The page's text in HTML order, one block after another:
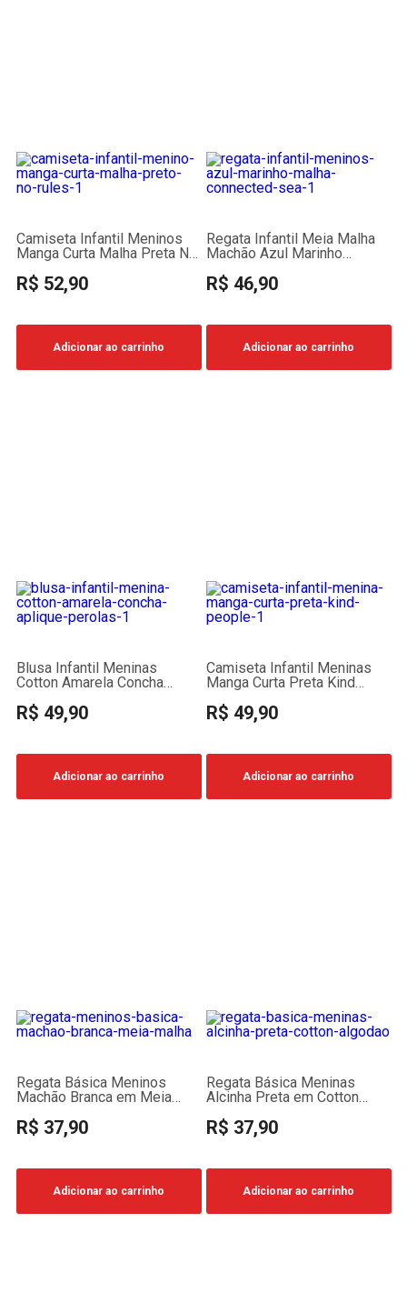
Camiseta Infantil Meninos
Manga Curta Malha Preta No
R$ 52,90
Adicionar ao carrinho
Regata Infantil Meia Malha
Machão Azul Marinho
R$ 46,90
Adicionar ao carrinho
Blusa Infantil Meninas
Cotton Amarela Concha
R$ 49,90
Adicionar ao carrinho
Camiseta Infantil Meninas
Manga Curta Preta Kind
R$ 49,90
Adicionar ao carrinho
Regata Básica Meninos
Machão Branca em Meia
R$ 37,90
Adicionar ao carrinho
Regata Básica Meninas
Alcinha Preta em Cotton
R$ 37,90
Adicionar ao carrinho